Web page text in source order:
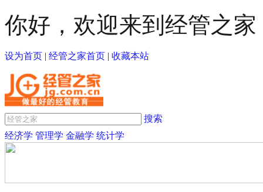
你好，欢迎来到经管之家
设为首页 | 经管之家首页 | 收藏本站
搜索
经济学 管理学 金融学 统计学